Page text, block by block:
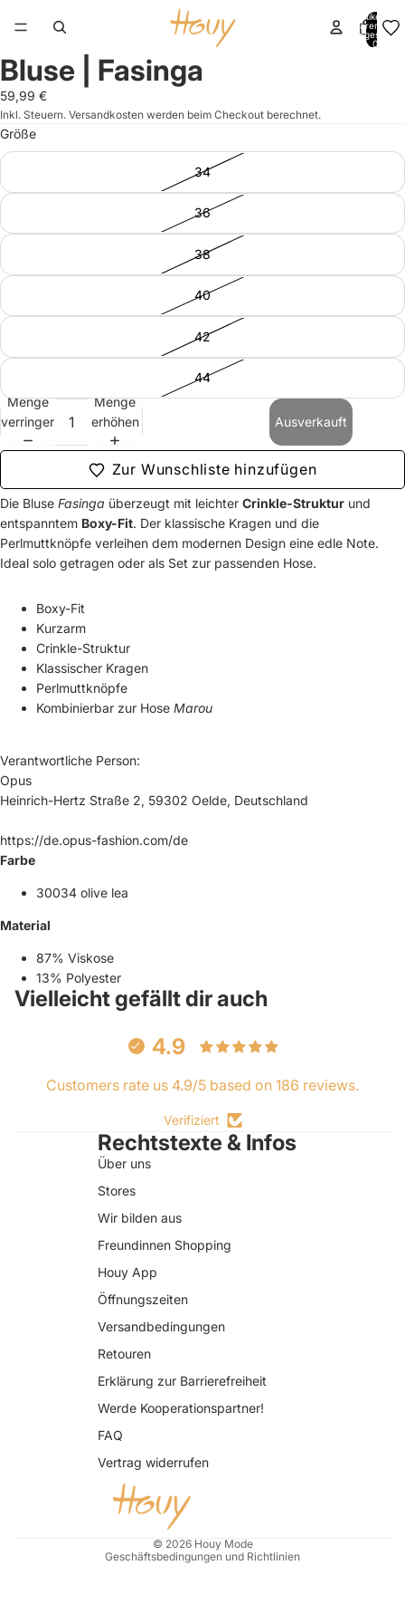
Artikel im
Warenkorb
insgesamt:
0
Bild
im
Vollbildmodus
öffnen
Bild
im
Vollbildmodus
öffnen
Bild
im
Vollbildmodus
öffnen
Bluse | Fasinga
59,99 €
Inkl. Steuern. Versandkosten werden beim Checkout berechnet.
Größe
34
36
38
40
42
44
Menge
verringern
Menge
erhöhen
Ausverkauft
Zur Wunschliste hinzufügen
Die Bluse Fasinga überzeugt mit leichter Crinkle-Struktur und
entspanntem Boxy-Fit. Der klassische Kragen und die
Perlmuttknöpfe verleihen dem modernen Design eine edle Note.
Ideal solo getragen oder als Set zur passenden Hose.
Boxy-Fit
Kurzarm
Crinkle-Struktur
Klassischer Kragen
Perlmuttknöpfe
Kombinierbar zur Hose Marou
Verantwortliche Person:
Opus
Heinrich-Hertz Straße 2, 59302 Oelde, Deutschland
https://de.opus-fashion.com/de
Farbe
30034 olive lea
Material
87% Viskose
13% Polyester
Vielleicht gefällt dir auch
4.9
Customers rate us 4.9/5 based on 186 reviews.
Verifiziert
Rechtstexte & Infos
Über uns
Stores
Wir bilden aus
Freundinnen Shopping
Houy App
Öffnungszeiten
Versandbedingungen
Retouren
Erklärung zur Barrierefreiheit
Werde Kooperationspartner!
FAQ
Vertrag widerrufen
© 2026 Houy Mode
Geschäftsbedingungen und Richtlinien
Kontaktinformationen